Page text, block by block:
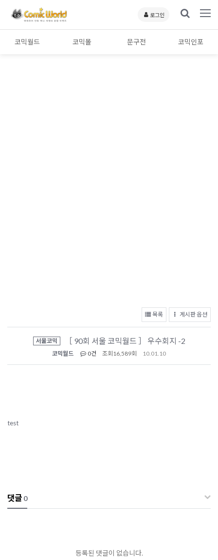
로그인
코믹월드 코믹몰 문구전 코믹인포
목록 게시판 옵션
서울코믹 ［ 90회 서울 코믹월드 ］ 우수회지 -2
코믹월드 0건 조회 16,589회 10.01.10
test
댓글 0
등록된 댓글이 없습니다.